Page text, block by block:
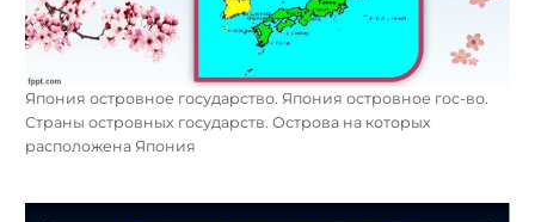
Япония островное государство. Япония островное гос-во.
Страны островных государств. Острова на которых
расположена Япония